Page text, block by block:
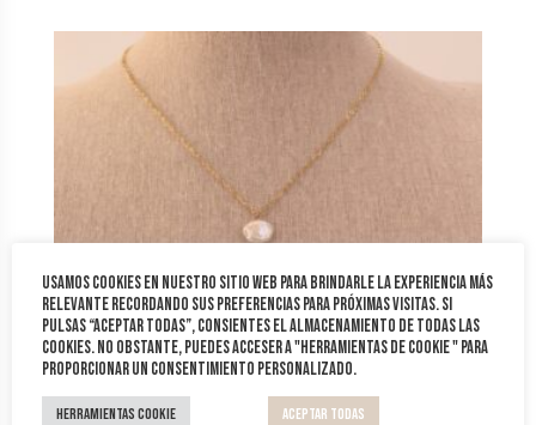
Usamos cookies en nuestro sitio web para brindarle la experiencia más
relevante recordando sus preferencias para próximas visitas. Si
pulsas “Aceptar todas”, consientes el almacenamiento de todas las
cookies. No obstante, puedes acceser a "Herramientas de cookie " para
proporcionar un consentimiento personalizado.
Herramientas Cookie Aceptar todas